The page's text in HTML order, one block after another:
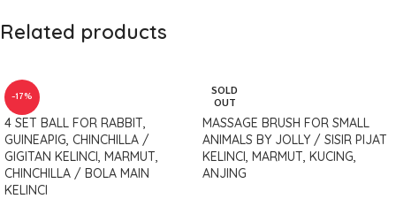
Related products
-17%
4 SET BALL FOR RABBIT,
GUINEAPIG, CHINCHILLA /
GIGITAN KELINCI, MARMUT,
CHINCHILLA / BOLA MAIN
KELINCI
SOLD
OUT
MASSAGE BRUSH FOR SMALL
ANIMALS BY JOLLY / SISIR PIJAT
KELINCI, MARMUT, KUCING,
ANJING